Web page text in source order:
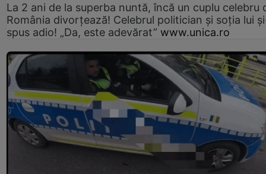
La 2 ani de la superba nuntă, încă un cuplu celebru
România divorțează! Celebrul politician și soția lui
spus adio! „Da, este adevărat” www.unica.ro